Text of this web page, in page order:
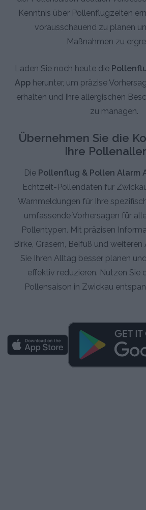
Kenntnis über Pollenflugzeiten
vorausschauend zu planen
Maßnahmen zu
Laden Sie noch heute die
App herunter, um präzise
erhalten und Ihre allergischen
zu managen.
Übernehmen Sie die
Ihre
Die Pollenflug & Pollen Alarm
Echtzeit-Pollendaten für
Warnmeldungen für Ihre
umfassende Vorhersagen für
Pollentypen. Mit präzisen
Birke, Gräsern, Beifuß und
Sie Ihren Alltag besser planen
effektiv reduzieren. Nutzen Sie
Pollensaison in Zwickau